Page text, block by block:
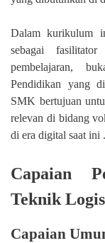
Dalam kurikulum
sebagai
pembelajaran,
Pendidikan yang
SMK bertujuan
relevan di bidang
di era digital saat ini .
Capaian
Teknik
Capaian